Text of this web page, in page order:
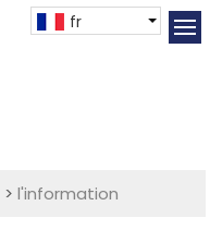
fr
>l'information